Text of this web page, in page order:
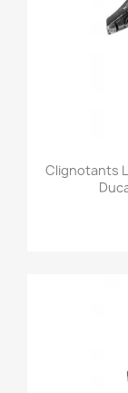
Clignotants